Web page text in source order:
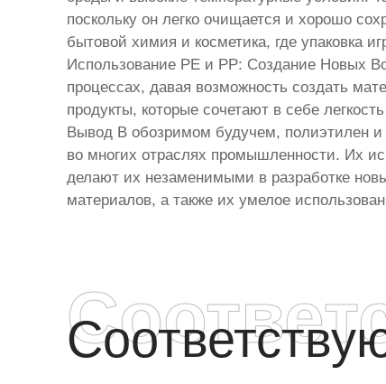
поскольку он легко очищается и хорошо
бытовой химия и косметика, где упаковка
Использование PE и PP: Создание Новых
процессах, давая возможность создать
продукты, которые сочетают в себе
Вывод В обозримом будучем, полиэтилен
во многих отраслях промышленности. Их
делают их незаменимыми в разработке
материалов, а также их умелое